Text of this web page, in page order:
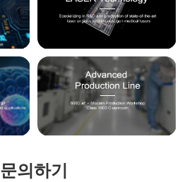
문의하기